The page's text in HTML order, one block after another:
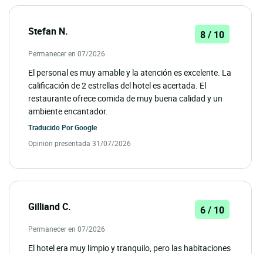
Stefan N. 8 / 10
Permanecer en 07/2026
El personal es muy amable y la atención es excelente. La
calificación de 2 estrellas del hotel es acertada. El
restaurante ofrece comida de muy buena calidad y un
ambiente encantador.
Traducido PorGoogle
Opinión presentada 31/07/2026
Gilliand C. 6 / 10
Permanecer en 07/2026
El hotel era muy limpio y tranquilo, pero las habitaciones